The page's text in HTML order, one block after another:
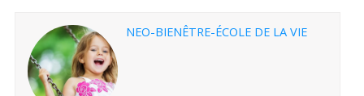
NEO-BIENÊTRE-ÉCOLE DE LA VIE